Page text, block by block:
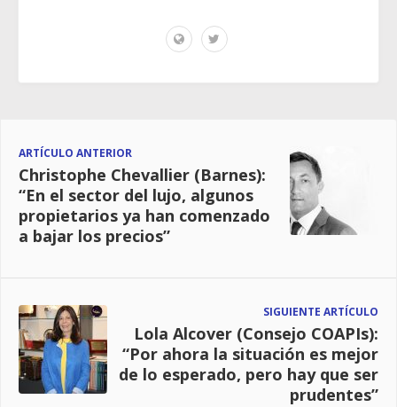
ARTÍCULO ANTERIOR
Christophe Chevallier (Barnes):
“En el sector del lujo, algunos
propietarios ya han comenzado
a bajar los precios”
SIGUIENTE ARTÍCULO
Lola Alcover (Consejo COAPIs):
“Por ahora la situación es mejor
de lo esperado, pero hay que ser
prudentes”